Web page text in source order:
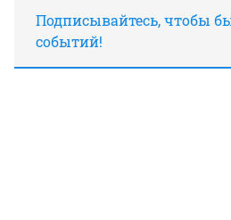
Подписывайтесь, чтобы
событий!